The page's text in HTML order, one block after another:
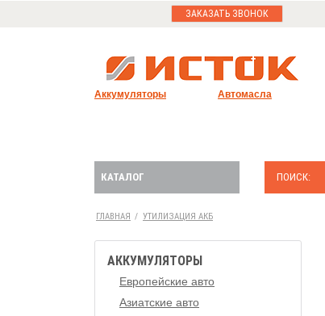
ЗАКАЗАТЬ ЗВОНОК
Аккумуляторы Автомасла
ПОИСК:
КАТАЛОГ
АККУМУЛЯТОРЫ
Европейские авто
Азиатские авто
ГЛАВНАЯ / УТИЛИЗАЦИЯ АКБ